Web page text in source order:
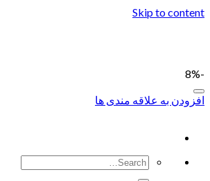
Skip to content
-8%
افزودن به علاقه مندی ها